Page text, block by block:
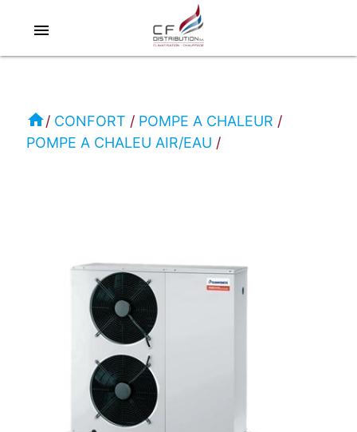
RC
CLIMAVENETA
CONFORT
CHALEU
AIR/EAU
DHW2
menu
home CONFORT
POMPE A CHALEUR
POMPE A CHALEU AIR/EAU